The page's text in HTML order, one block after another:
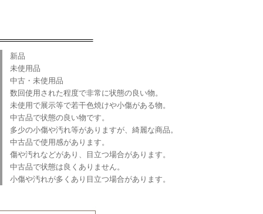
新品
未使用品
中古・未使用品
数回使用された程度で非常に状態の良い物。
未使用で展示等で若干色焼けや小傷がある物。
中古品で状態の良い物です。
多少の小傷や汚れ等がありますが、綺麗な商品。
中古品で使用感があります。
傷や汚れなどがあり、目立つ場合があります。
中古品で状態は良くありません。
小傷や汚れが多くあり目立つ場合があります。